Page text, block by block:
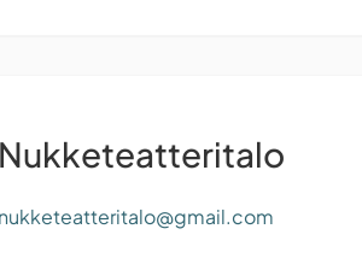
Nukketeatteritalo
nukketeatteritalo@gmail.com